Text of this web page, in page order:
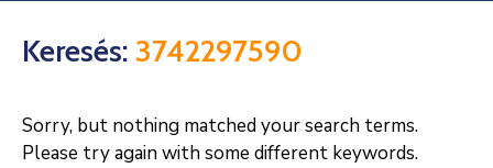
Keresés: 3742297590
Sorry, but nothing matched your search terms.
Please try again with some different keywords.